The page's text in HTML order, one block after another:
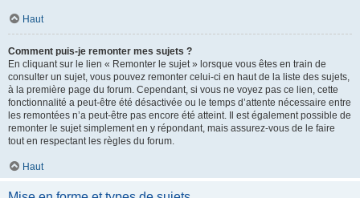
Haut
Comment puis-je remonter mes sujets ?
En cliquant sur le lien « Remonter le sujet » lorsque vous êtes en train de
consulter un sujet, vous pouvez remonter celui-ci en haut de la liste des sujets,
à la première page du forum. Cependant, si vous ne voyez pas ce lien, cette
fonctionnalité a peut-être été désactivée ou le temps d’attente nécessaire entre
les remontées n’a peut-être pas encore été atteint. Il est également possible de
remonter le sujet simplement en y répondant, mais assurez-vous de le faire
tout en respectant les règles du forum.
Haut